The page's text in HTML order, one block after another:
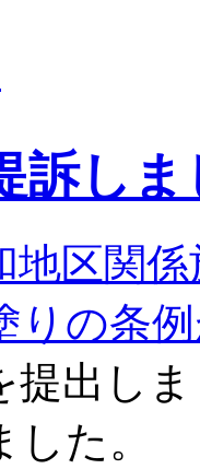
訴しま
地区関
りの条
提出し
た。